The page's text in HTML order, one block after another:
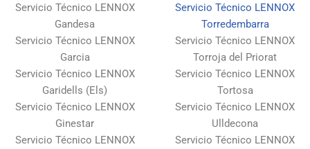
Servicio Técnico LENNOX
Gandesa
Servicio Técnico LENNOX
Garcia
Servicio Técnico LENNOX
Garidells (Els)
Servicio Técnico LENNOX
Ginestar
Servicio Técnico LENNOX
Servicio Técnico LENNOX
Torredembarra
Servicio Técnico LENNOX
Torroja del Priorat
Servicio Técnico LENNOX
Tortosa
Servicio Técnico LENNOX
Ulldecona
Servicio Técnico LENNOX